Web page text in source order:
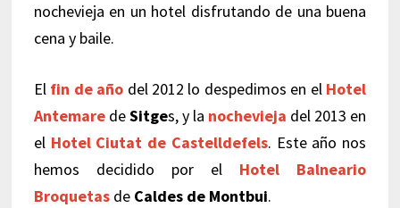
nochevieja en un hotel disfrutando de una buena
cena y baile.
El fin de año del 2012 lo despedimos en el Hotel
AntemaredeSitges, y la nochevieja del 2013 en
el Hotel Ciutat de Castelldefels. Este año nos
hemos decidido por el Hotel Balneario
Broquetasde Caldes de Montbui.